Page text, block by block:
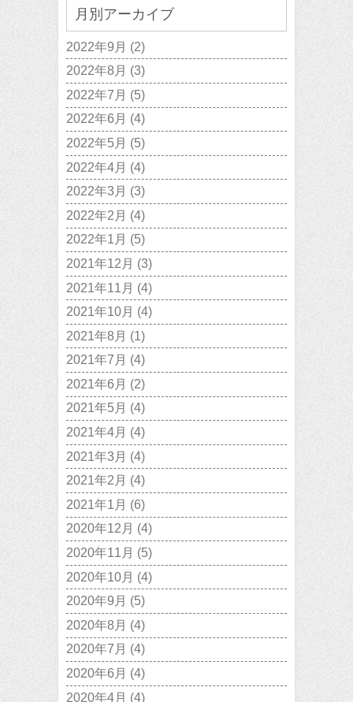
月別アーカイブ
2022年9月 (2)
2022年8月 (3)
2022年7月 (5)
2022年6月 (4)
2022年5月 (5)
2022年4月 (4)
2022年3月 (3)
2022年2月 (4)
2022年1月 (5)
2021年12月 (3)
2021年11月 (4)
2021年10月 (4)
2021年8月 (1)
2021年7月 (4)
2021年6月 (2)
2021年5月 (4)
2021年4月 (4)
2021年3月 (4)
2021年2月 (4)
2021年1月 (6)
2020年12月 (4)
2020年11月 (5)
2020年10月 (4)
2020年9月 (5)
2020年8月 (4)
2020年7月 (4)
2020年6月 (4)
2020年4月 (4)